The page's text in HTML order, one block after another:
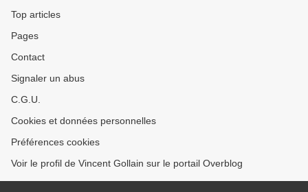
Top articles
Pages
Contact
Signaler un abus
C.G.U.
Cookies et données personnelles
Préférences cookies
Voir le profil de Vincent Gollain sur le portail Overblog